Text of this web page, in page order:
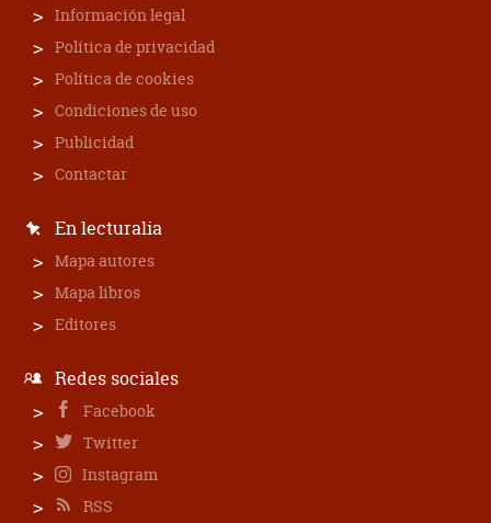
Información legal
Política de privacidad
Política de cookies
Condiciones de uso
Publicidad
Contactar
En lecturalia
Mapa autores
Mapa libros
Editores
Redes sociales
Facebook
Twitter
Instagram
RSS